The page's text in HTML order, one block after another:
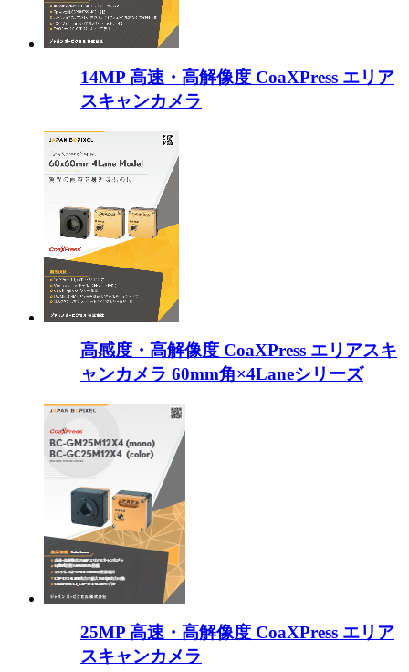
14MP 高速・高解像度 CoaXPress エリア
スキャンカメラ
高感度・高解像度 CoaXPress エリアスキ
ャンカメラ 60mm角×4Laneシリーズ
25MP 高速・高解像度 CoaXPress エリア
スキャンカメラ